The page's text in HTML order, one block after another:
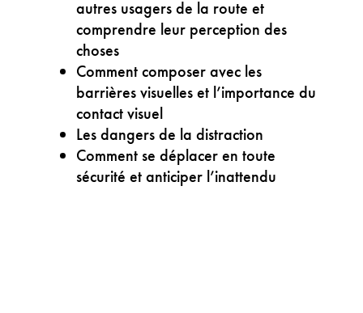
autres usagers de la route et
comprendre leur perception des
choses
Comment composer avec les
barrières visuelles et l’importance du
contact visuel
Les dangers de la distraction
Comment se déplacer en toute
sécurité et anticiper l’inattendu